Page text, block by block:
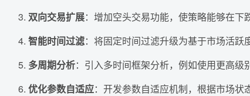
双向交易扩展：增加空头交易功能，使策略能够在下
智能时间过滤：将固定时间过滤升级为基于市场活跃
多周期分析：引入多时间框架分析，例如使用更高级
优化参数自适应：开发参数自适应机制，根据市场状